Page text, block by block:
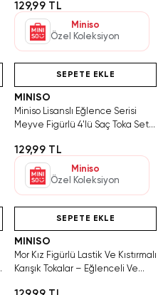
129,99 TL
Miniso
Özel Koleksiyon
SEPETE EKLE
MINISO
Miniso Lisanslı Eğlence Serisi
Meyve Figürlü 4'lü Saç Toka Seti
Dayanıklı Saç Aksesuarı
129,99 TL
Miniso
Özel Koleksiyon
SEPETE EKLE
MINISO
Mor Kız Figürlü Lastik Ve Kıstırmalı
Karışık Tokalar – Eğlenceli Ve